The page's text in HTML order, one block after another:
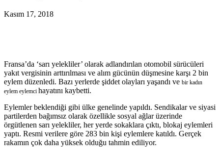
Kasım 17, 2018
Fransa’da ‘sarı yelekliler’ olarak adlandırılan otomobil sürücüleri
yakıt vergisinin arttırılması ve alım gücünün düşmesine karşı 2 bin
eylem düzenledi. Bazı yerlerde şiddet olayları yaşandı ve bir kadın
eylem eylemci hayatını kaybetti.
Eylemler beklendiği gibi ülke genelinde yapıldı. Sendikalar ve siyasi
partilerden bağımsız olarak özellikle sosyal ağlar üzerinde
örgütlenen sarı yelekliler, her yerde sokaklara çıktı, blokaj eylemleri
yaptı. Resmi verilere göre 283 bin kişi eylemlere katıldı. Gerçek
rakamın çok daha yüksek olduğu tahmin ediliyor.